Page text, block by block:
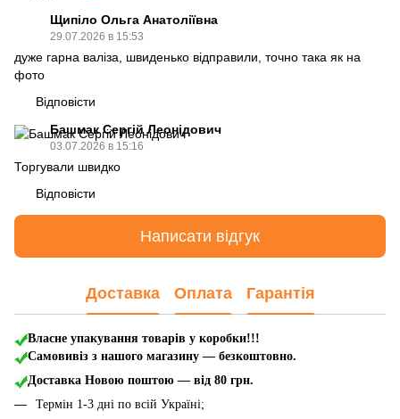
Щипіло Ольга Анатоліївна
29.07.2026 в 15:53
дуже гарна валіза, швиденько відправили, точно така як на
фото
Відповісти
Башмак Сергій Леонідович
03.07.2026 в 15:16
Торгували швидко
Відповісти
Написати відгук
Доставка Оплата Гарантія
Власне упакування товарів у коробки!!!
Самовивіз з нашого магазину — безкоштовно.
Доставка Новою поштою — від 80 грн.
Термін 1-3 дні по всій Україні;